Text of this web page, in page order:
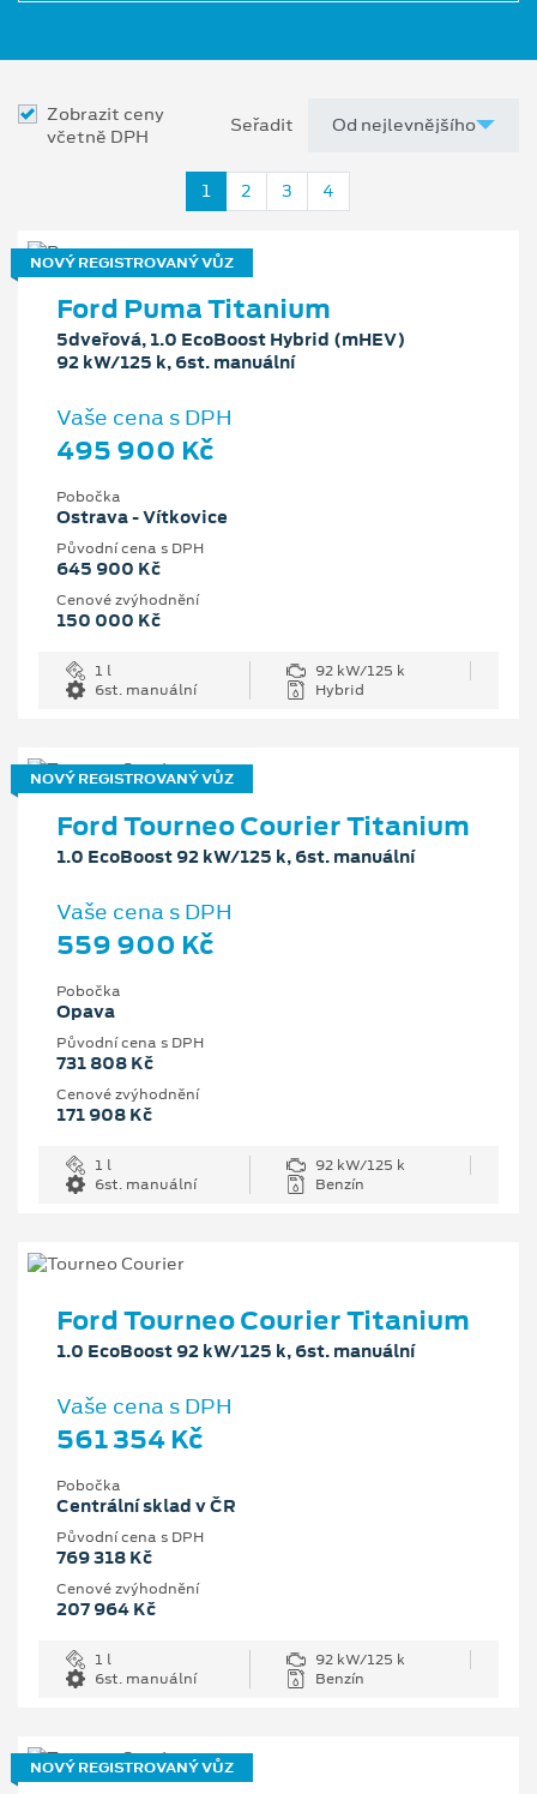
Zobrazit ceny
včetně DPH
Seřadit
1 2 3 4
NOVÝ REGISTROVANÝ VŮZ
Ford Puma Titanium
5dveřová, 1.0 EcoBoost Hybrid (mHEV)
92 kW/125 k, 6st. manuální
Vaše cena s DPH
495 900 Kč
Pobočka
Ostrava - Vítkovice
Původní cena s DPH
645 900 Kč
Cenové zvýhodnění
150 000 Kč
1 l
92 kW/125 k
6st. manuální
Hybrid
NOVÝ REGISTROVANÝ VŮZ
Ford Tourneo Courier Titanium
1.0 EcoBoost 92 kW/125 k, 6st. manuální
Vaše cena s DPH
559 900 Kč
Pobočka
Opava
Původní cena s DPH
731 808 Kč
Cenové zvýhodnění
171 908 Kč
1 l
92 kW/125 k
6st. manuální
Benzín
Ford Tourneo Courier Titanium
1.0 EcoBoost 92 kW/125 k, 6st. manuální
Vaše cena s DPH
561 354 Kč
Pobočka
Centrální sklad v ČR
Původní cena s DPH
769 318 Kč
Cenové zvýhodnění
207 964 Kč
1 l
92 kW/125 k
6st. manuální
Benzín
NOVÝ REGISTROVANÝ VŮZ